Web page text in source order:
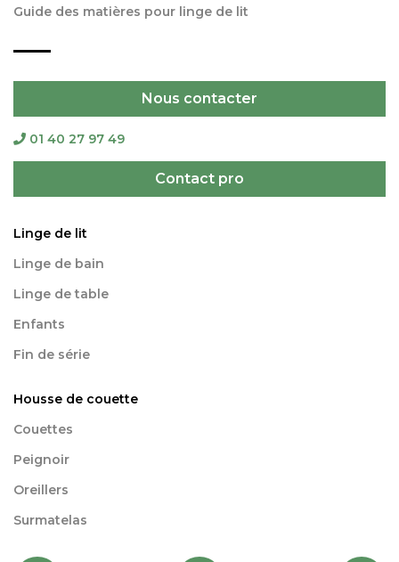
Guide des matières pour linge de lit
Nous contacter
01 40 27 97 49
Contact pro
Linge de lit
Linge de bain
Linge de table
Enfants
Fin de série
Housse de couette
Couettes
Peignoir
Oreillers
Surmatelas